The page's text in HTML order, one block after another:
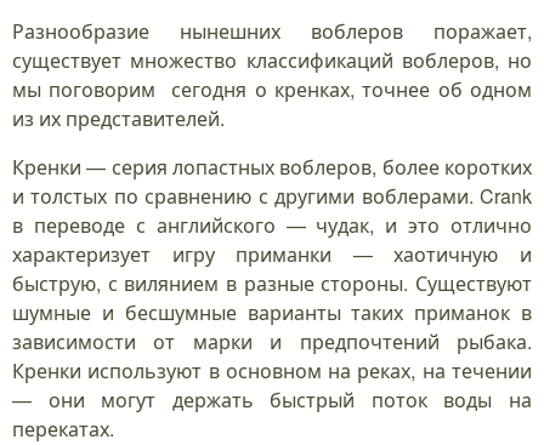
Разнообразие нынешних воблеров поражает,
существует множество классификаций воблеров, но
мы поговорим сегодня о кренках, точнее об одном
из их представителей.
Кренки — серия лопастных воблеров, более коротких
и толстых по сравнению с другими воблерами. Crank
в переводе с английского — чудак, и это отлично
характеризует игру приманки — хаотичную и
быструю, с вилянием в разные стороны. Существуют
шумные и бесшумные варианты таких приманок в
зависимости от марки и предпочтений рыбака.
Кренки используют в основном на реках, на течении
— они могут держать быстрый поток воды на
перекатах.